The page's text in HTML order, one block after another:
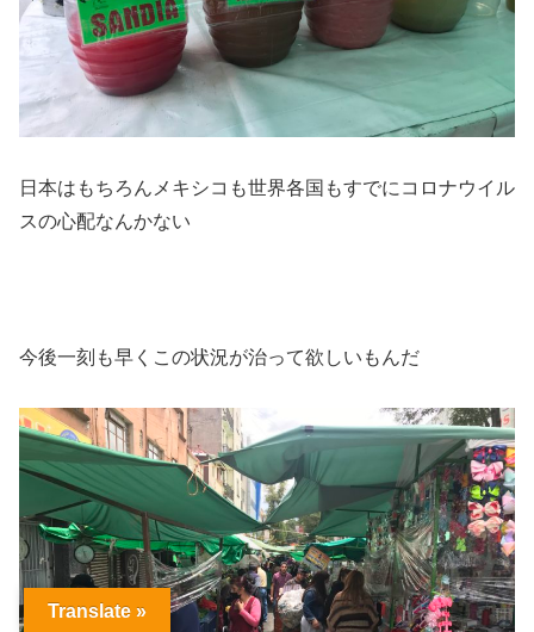
日本はもちろんメキシコも世界各国もすでにコロナウイル
スの心配なんかない
今後一刻も早くこの状況が治って欲しいもんだ
Translate »